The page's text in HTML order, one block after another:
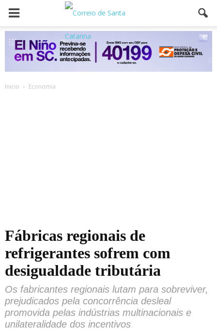
Inicio Economia
Fábricas regionais de
refrigerantes sofrem com
desigualdade tributária
Os fabricantes regionais lutam para sobreviver,
prejudicados pela concorrência desleal
promovida pelas indústrias multinacionais e
unilateralidade dos incentivos